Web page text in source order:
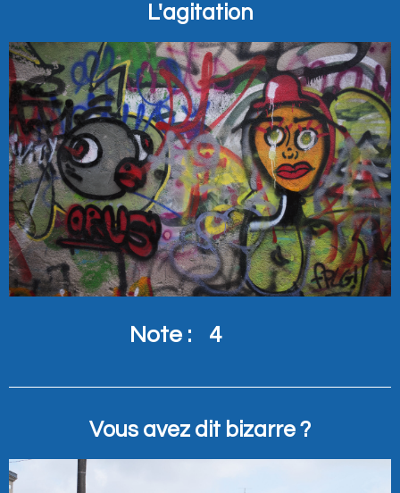
L'agitation
Note : 4
Vous avez dit bizarre ?